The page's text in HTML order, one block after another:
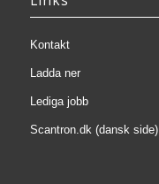
Kontakt
Ladda ner
Lediga jobb
Scantron.dk (dansk side)